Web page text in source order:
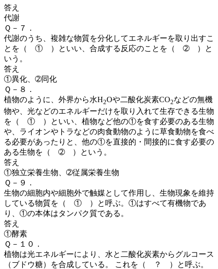
答え
代謝
Ｑ－７．
代謝のうち、複雑な物質を分化してエネルギーを取り出すこ
とを（ ① ）
といい、合成する反応のことを（ ➁ ）と
いう。
答え
①異化、➁同化
Ｑ－８．
植物のように、外界から水H2Oや二酸化炭素CO2などの無機
物や、光などのエネルギーだけを取り入れて生存できる生物
を（ ① ）
といい、植物など他の①を食す必要のある生物
や、ライオンやトラなどの肉食動物のように草食動物を食べ
る必要があったりと、他の①を直接的・間接的に食す必要の
ある生物を（ ➁ ）という。
答え
①独立栄養生物、➁従属栄養生物
Ｑ－９．
生物の細胞内や細胞外で触媒として作用し、生物現象を維持
している物質を（ ① ）
と呼ぶ。①はすべて有機物であ
り、①の本体はタンパク質である。
答え
①酵素
Ｑ－１０．
植物は光エネルギーにより、水と二酸化炭素からグルコース
（ブドウ糖）を合成している。 これを（ ？ ）と 呼ぶ。